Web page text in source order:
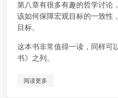
第八章有很多有趣的哲学讨论
该如何保障宏观目标的一致性
目标。
这本书非常值得一读，同样可
书》之列。
阅读更多